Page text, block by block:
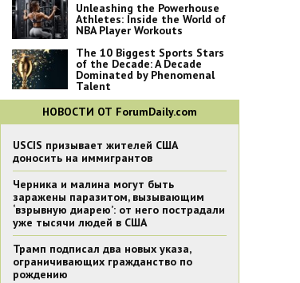
Unleashing the Powerhouse
Athletes: Inside the World of
NBA Player Workouts
The 10 Biggest Sports Stars
of the Decade: A Decade
Dominated by Phenomenal
Talent
НОВОСТИ ОТ ForumDaily.com
USCIS призывает жителей США
доносить на иммигрантов
Черника и малина могут быть
заражены паразитом, вызывающим
‘взрывную диарею’: от него пострадали
уже тысячи людей в США
Трамп подписал два новых указа,
ограничивающих гражданство по
рождению